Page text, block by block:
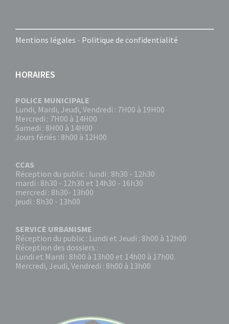
Mentions légales - Politique de confidentialité
HORAIRES
POLICE MUNICIPALE
Lundi, Mardi, Jeudi, Vendredi : 7H00 à 19H00
Mercredi : 7H00 à 14H00
Samedi : 8H00 à 14H00
Jours fériés : 8h00 à 12H00
CCAS
Réception du public : lundi : 8h30 - 12h30
mardi : 8h30 - 12h30 et 14h30 - 16h30
mercredi : 8h30- 13h00
jeudi : 8h30 - 13h00
SERVICE URBANISME
Réception du public : Lundi et Jeudi : 8h00 à 12h00
Réception des dossiers :
Lundi et Mardi : 8h00 à 13h00 et 14h00 à 17h00.
Mercredi, Jeudi, Vendredi : 8h00 à 13h00